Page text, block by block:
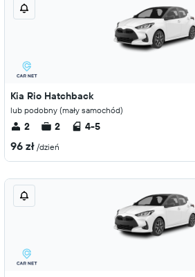
Kia Rio Hatchback
lub podobny (mały samochód)
2 2 4-5
96 zł /dzień